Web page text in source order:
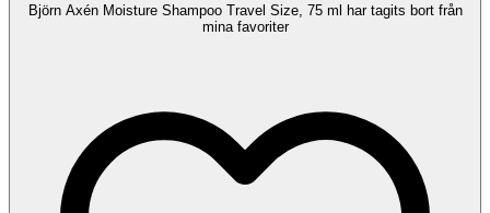
Björn Axén Moisture Shampoo Travel Size, 75 ml har tagits bort från
mina favoriter